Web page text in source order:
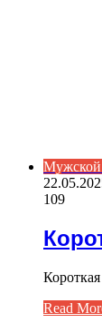
Мужской
109
Read